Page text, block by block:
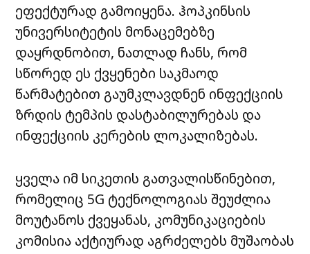
ეფექტურად გამოიყენა. ჰოპკინსის
უნივერსიტეტის მონაცემებზე
დაყრდნობით, ნათლად ჩანს, რომ
სწორედ ეს ქვყენები საკმაოდ
წარმატებით გაუმკლავდნენ ინფექციის
ზრდის ტემპის დასტაბილურებას და
ინფექციის კერების ლოკალიზებას.
ყველა იმ სიკეთის გათვალისწინებით,
რომელიც 5G ტექნოლოგიას შეუძლია
მოუტანოს ქვეყანას, კომუნიკაციების
კომისია აქტიურად აგრძელებს მუშაობას